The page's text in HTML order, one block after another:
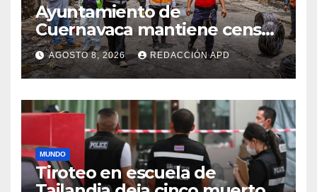
Ayuntamiento de
Cuernavaca mantiene censo
y valoración de daños en la
colonia Las Granjas
AGOSTO 8, 2026 REDACCIÓN APD
MUNDO
Tiroteo en escuela de